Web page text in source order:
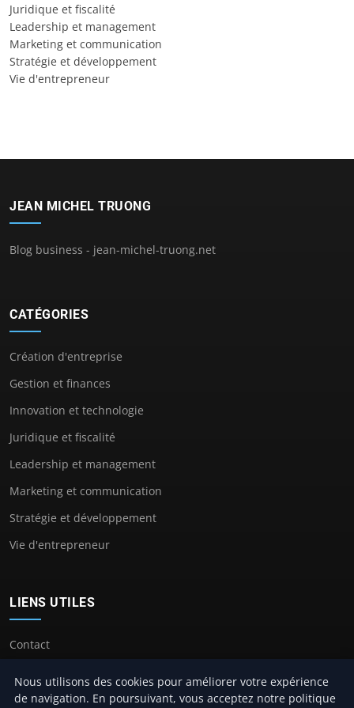
Juridique et fiscalité
Leadership et management
Marketing et communication
Stratégie et développement
Vie d'entrepreneur
JEAN MICHEL TRUONG
Blog business - jean-michel-truong.net
CATÉGORIES
Création d'entreprise
Gestion et finances
Innovation et technologie
Juridique et fiscalité
Leadership et management
Marketing et communication
Stratégie et développement
Vie d'entrepreneur
LIENS UTILES
Contact
Nous utilisons des cookies pour améliorer votre expérience
de navigation. En poursuivant, vous acceptez notre politique